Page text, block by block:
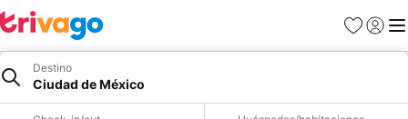
Favoritos
Iniciar
Destino
Ciudad de México